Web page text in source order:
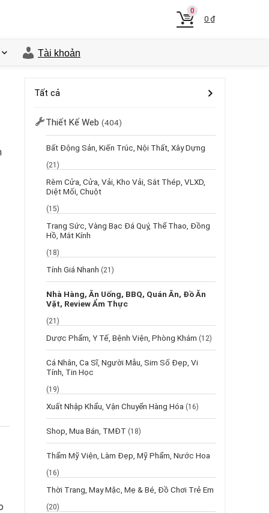
0
0 ₫
Tài khoản
Tất cả
Thiết Kế Web (404)
Bất Động Sản, Kiến Trúc, Nội Thất, Xây Dựng
(21)
Rèm Cửa, Cửa, Vải, Kho Vải, Sắt Thép, VLXD,
Diệt Mối, Chuột
(15)
Trang Sức, Vàng Bạc Đá Quý, Thể Thao, Đồng
Hồ, Mắt Kính
(18)
Tính Giá Nhanh (21)
Nhà Hàng, Ăn Uống, BBQ, Quán Ăn, Đồ Ăn
Vặt, Review Ẩm Thực
(21)
Dược Phẩm, Y Tế, Bệnh Viện, Phòng Khám (12)
Cá Nhân, Ca Sĩ, Người Mẫu, Sim Số Đẹp, Vi
Tính, Tin Học
(19)
Xuất Nhập Khẩu, Vận Chuyển Hàng Hóa (16)
Shop, Mua Bán, TMĐT (18)
Thẩm Mỹ Viện, Làm Đẹp, Mỹ Phẩm, Nước Hoa
(16)
Thời Trang, May Mặc, Mẹ & Bé, Đồ Chơi Trẻ Em
(20)